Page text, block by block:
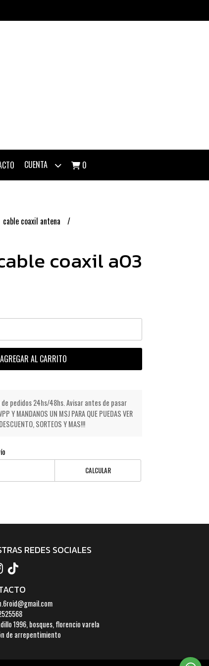
CUENTA 0
cable coaxil antena
coaxil a03
AGREGAR AL CARRITO
pedidos 24hs/48hs. Avisar antes de pasar
Y MANDANOS UN MSJ PARA QUE PUEDAS VER
SORTEOS Y MAS!!!
CALCULAR
REDES SOCIALES
1996, bosques, florencio varela
de arrepentimiento